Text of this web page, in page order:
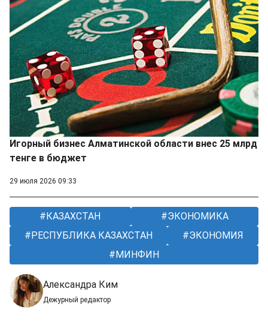
Игорный бизнес Алматинской области внес 25 млрд
тенге в бюджет
29 июля 2026 09:33
КАЗАХСТАН
ЭКОНОМИКА
РЕСПУБЛИКА КАЗАХСТАН
ЭКОНОМИЯ
МИНФИН
Александра Ким
Дежурный редактор